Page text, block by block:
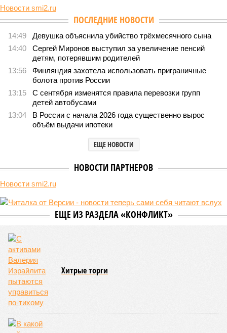
Новости smi2.ru
ПОСЛЕДНИЕ НОВОСТИ
14:49
Девушка объяснила убийство трёхмесячного сына
14:40
Сергей Миронов выступил за увеличение пенсий
детям, потерявшим родителей
13:56
Финляндия захотела использовать приграничные
болота против России
13:15
С сентября изменятся правила перевозки групп
детей автобусами
13:04
В России с начала 2026 года существенно вырос
объём выдачи ипотеки
ЕЩЕ НОВОСТИ
НОВОСТИ ПАРТНЕРОВ
Новости smi2.ru
ЕЩЕ ИЗ РАЗДЕЛА «КОНФЛИКТ»
Хитрые торги